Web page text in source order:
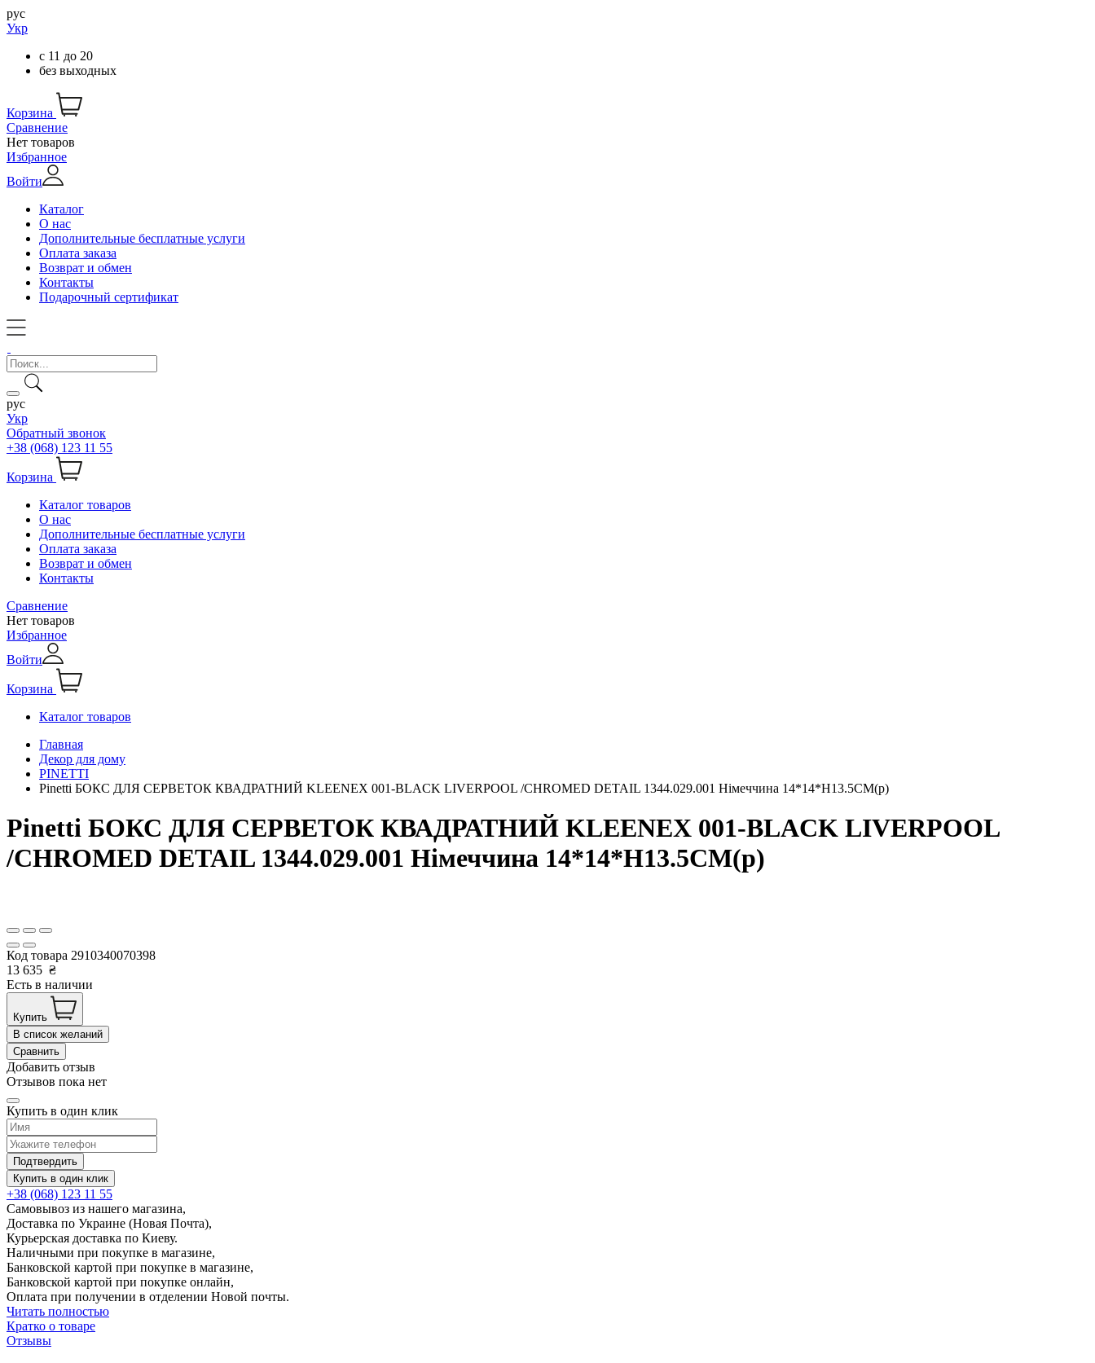
рус
Укр
с 11 до 20
без выходных
Корзина
Сравнение
Нет товаров
Избранное
Войти
Каталог
О нас
Дополнительные бесплатные услуги
Оплата заказа
Возврат и обмен
Контакты
Подарочный сертификат
рус
Укр
Обратный звонок
+38 (068) 123 11 55
Корзина
Каталог товаров
О нас
Дополнительные бесплатные услуги
Оплата заказа
Возврат и обмен
Контакты
Сравнение
Нет товаров
Избранное
Войти
Корзина
Каталог товаров
Главная
Декор для дому
PINETTI
Pinetti БОКС ДЛЯ СЕРВЕТОК КВАДРАТНИЙ KLEENEX 001-BLACK LIVERPOOL /CHROMED DETAIL 1344.029.001 Німеччина 14*14*H13.5CM(р)
Pinetti БОКС ДЛЯ СЕРВЕТОК КВАДРАТНИЙ KLEENEX 001-BLACK LIVERPOOL
/CHROMED DETAIL 1344.029.001 Німеччина 14*14*H13.5CM(р)
Код товара 2910340070398
13 635 ₴
Есть в наличии
Купить
В список желаний
Сравнить
Добавить отзыв
Отзывов пока нет
Купить в один клик
Подтвердить
Купить в один клик
+38 (068) 123 11 55
Самовывоз из нашего магазина,
Доставка по Украине (Новая Почта),
Курьерская доставка по Киеву.
Наличными при покупке в магазине,
Банковской картой при покупке в магазине,
Банковской картой при покупке онлайн,
Оплата при получении в отделении Новой почты.
Читать полностью
Кратко о товаре
Отзывы